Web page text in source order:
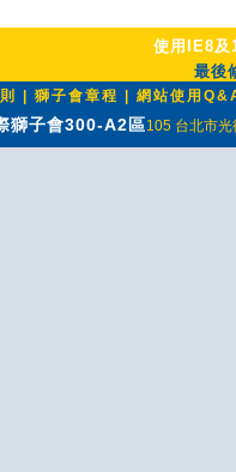
使用IE8及
最後
獅子會章程 網站使用
獅子會300-A2區105 台北市